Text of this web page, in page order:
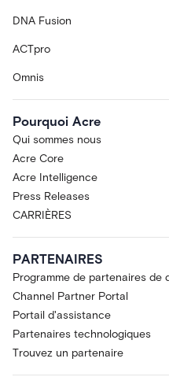
DNA Fusion
ACTpro
Omnis
Pourquoi Acre
Qui sommes nous
Acre Core
Acre Intelligence
Press Releases
CARRIÈRES
PARTENAIRES
Programme de partenaires de
Channel Partner Portal
Portail d'assistance
Partenaires technologiques
Trouvez un partenaire